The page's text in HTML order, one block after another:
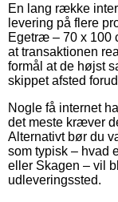
En lang række
levering på flere
Egetræ – 70 x 100
at transaktionen
formål at de højst
skippet afsted
Nogle få internet
det meste kræver
Alternativt bør du
som typisk – hvad
eller Skagen – vil
udleveringssted.